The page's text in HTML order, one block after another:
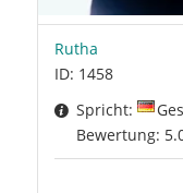
Rutha
ID: 1458
Spricht:
Bewertung: